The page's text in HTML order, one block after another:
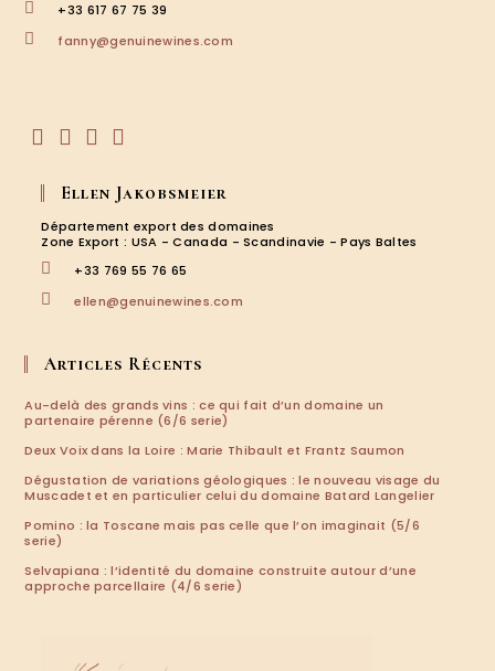
+33 617 67 75 39
fanny@genuinewines.com
dans
un
nouvel
onglet
un
nouvel
onglet
un
nouvel
onglet
un
nouvel
onglet
Ellen Jakobsmeier
Département export des domaines
Zone Export : USA - Canada - Scandinavie - Pays Baltes
+33 769 55 76 65
ellen@genuinewines.com
Articles Récents
Au-delà des grands vins : ce qui fait d’un domaine un
partenaire pérenne (6/6 serie)
Deux Voix dans la Loire : Marie Thibault et Frantz Saumon
Dégustation de variations géologiques : le nouveau visage du
Muscadet et en particulier celui du domaine Batard Langelier
Pomino : la Toscane mais pas celle que l’on imaginait (5/6
serie)
Selvapiana : l’identité du domaine construite autour d’une
approche parcellaire (4/6 serie)